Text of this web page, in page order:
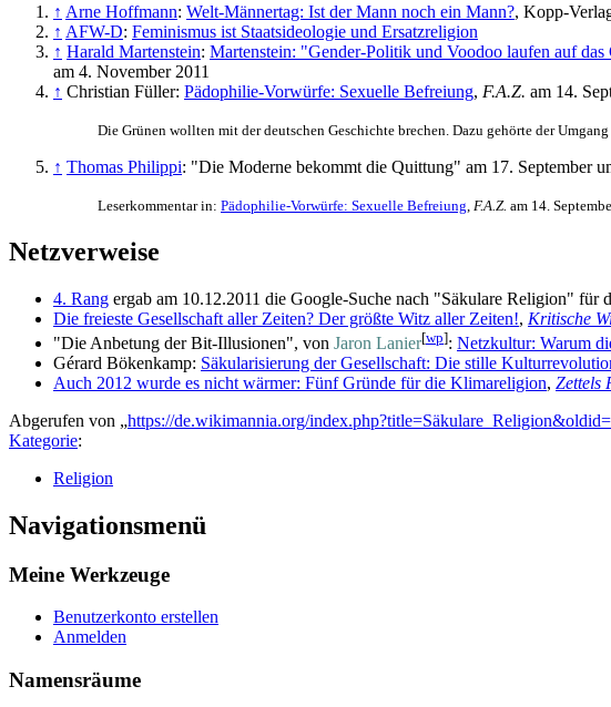
↑ Arne Hoffmann: Welt-Männertag: Ist der Mann noch ein Mann?, Kopp-
↑ AFW-D: Feminismus ist Staatsideologie und Ersatzreligion
↑ Harald Martenstein: Martenstein: "Gender-Politik und Voodoo laufen auf das
am 4. November 2011
↑ Christian Füller: Pädophilie-Vorwürfe: Sexuelle Befreiung, F.A.Z. am 14.
Die Grünen wollten mit der deutschen Geschichte brechen. Dazu gehörte der
↑ Thomas Philippi: "Die Moderne bekommt die Quittung" am 17. September
Leserkommentar in: Pädophilie-Vorwürfe: Sexuelle Befreiung F.A.Z. am 14.
Netzverweise
4. Rang ergab am 10.12.2011 die Google-Suche nach "Säkulare Religion" für
Die freieste Gesellschaft aller Zeiten? Der größte Witz aller Zeiten!, Kritische
"Die Anbetung der Bit-Illusionen", von Jaron Lanier[wp]: Netzkultur: Warum
Gérard Bökenkamp: Säkularisierung der Gesellschaft: Die stille
Auch 2012 wurde es nicht wärmer: Fünf Gründe für die Klimareligion, Zettels
Abgerufen von „https://de.wikimannia.org/
Kategorie:
Religion
Navigationsmenü
Meine Werkzeuge
Benutzerkonto erstellen
Anmelden
Namensräume